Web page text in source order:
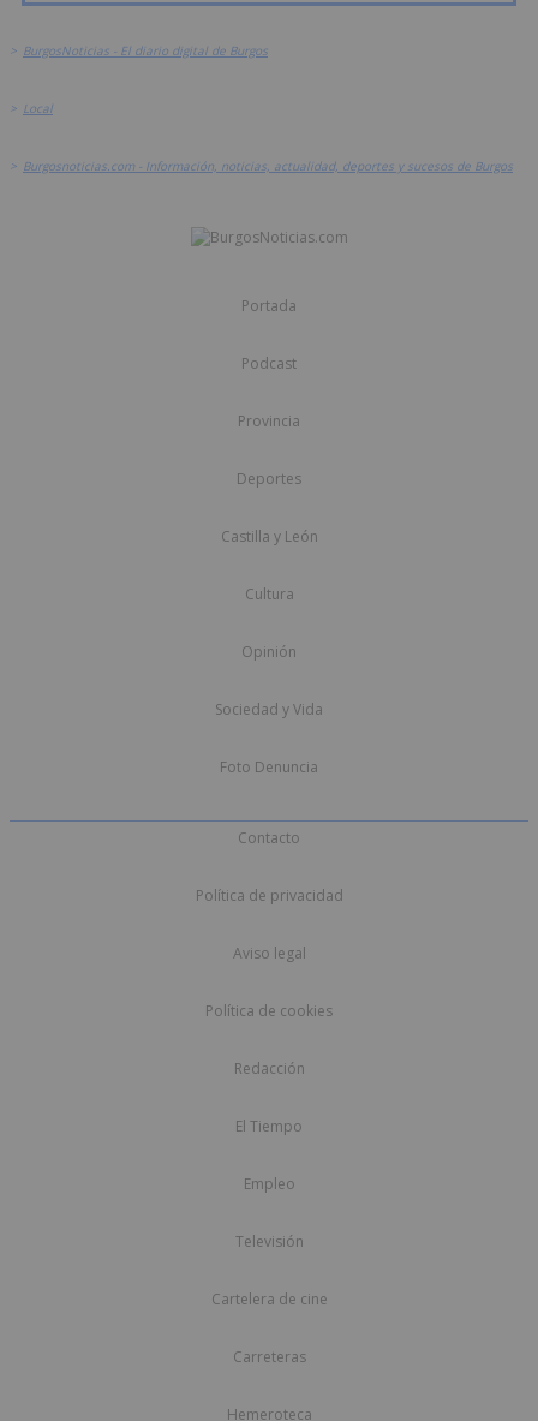
> BurgosNoticias - El diario digital de Burgos
> Local
> Burgosnoticias.com - Información, noticias, actualidad, deportes y sucesos de Burgos
Portada
Podcast
Provincia
Deportes
Castilla y León
Cultura
Opinión
Sociedad y Vida
Foto Denuncia
Contacto
Política de privacidad
Aviso legal
Política de cookies
Redacción
El Tiempo
Empleo
Televisión
Cartelera de cine
Carreteras
Hemeroteca